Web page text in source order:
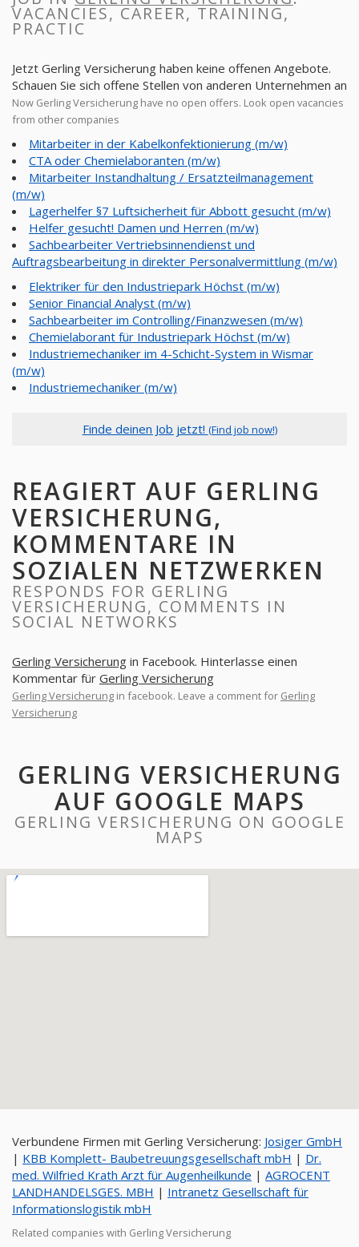
VACANCIES, CAREER, TRAINING,
PRACTIC
Jetzt Gerling Versicherung haben keine offenen Angebote.
Schauen Sie sich offene Stellen von anderen Unternehmen an
Now Gerling Versicherung have no open offers. Look open vacancies
from other companies
Mitarbeiter in der Kabelkonfektionierung (m/w)
CTA oder Chemielaboranten (m/w)
Mitarbeiter Instandhaltung / Ersatzteilmanagement
(m/w)
Lagerhelfer §7 Luftsicherheit für Abbott gesucht (m/w)
Helfer gesucht! Damen und Herren (m/w)
Sachbearbeiter Vertriebsinnendienst und
Auftragsbearbeitung in direkter Personalvermittlung (m/w)
Elektriker für den Industriepark Höchst (m/w)
Senior Financial Analyst (m/w)
Sachbearbeiter im Controlling/Finanzwesen (m/w)
Chemielaborant für Industriepark Höchst (m/w)
Industriemechaniker im 4-Schicht-System in Wismar
(m/w)
Industriemechaniker (m/w)
Finde deinen Job jetzt! (Find job now!)
REAGIERT AUF GERLING
VERSICHERUNG,
KOMMENTARE IN
SOZIALEN NETZWERKEN
RESPONDS FOR GERLING
VERSICHERUNG, COMMENTS IN
SOCIAL NETWORKS
Gerling Versicherung in Facebook. Hinterlasse einen
Kommentar für Gerling Versicherung
Gerling Versicherung in facebook. Leave a comment for Gerling
Versicherung
GERLING VERSICHERUNG
AUF GOOGLE MAPS
GERLING VERSICHERUNG ON GOOGLE
MAPS
Verbundene Firmen mit Gerling Versicherung: Josiger GmbH
| KBB Komplett- Baubetreuungsgesellschaft mbH | Dr.
med. Wilfried Krath Arzt für Augenheilkunde | AGROCENT
LANDHANDELSGES. MBH | Intranetz Gesellschaft für
Informationslogistik mbH
Related companies with Gerling Versicherung